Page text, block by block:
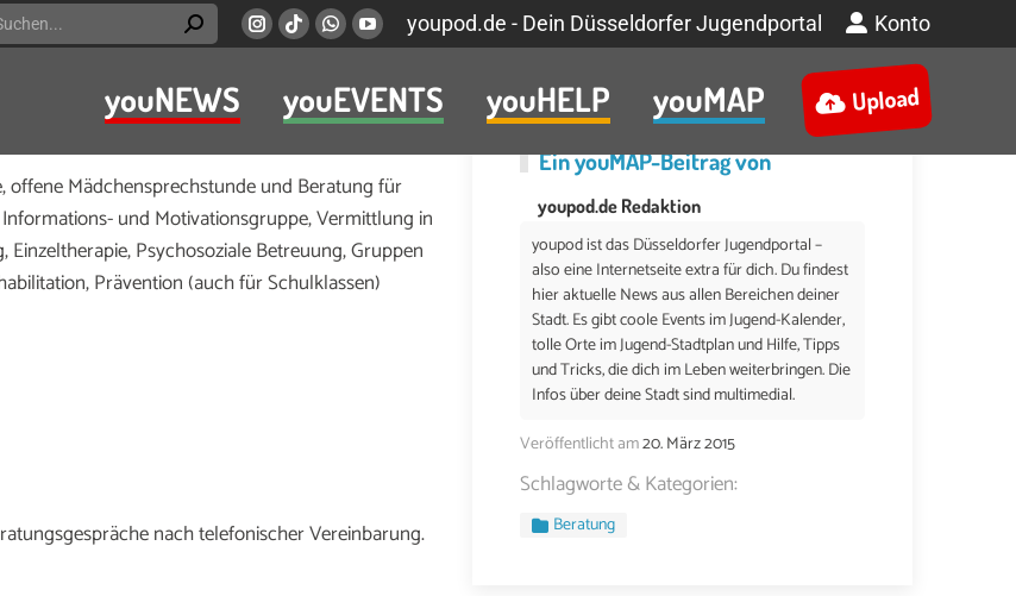
Instagram
opens
new
window
Viber
opens
in
new
window
Whatsapp
opens
in
new
window
YouTube
opens
in
new
window
youpod.de - Dein Düsseldorfer Jugendportal Konto
youNEWS youEVENTS youHELP youMAP Upload
Abhängigkeit und betroffenen Angehörigen
Mädchensprechstunde und Beratung für
und Motivationsgruppe, Vermittlung in
Psychosoziale Betreuung, Gruppen
Prävention (auch für Schulklassen)
nach telefonischer Vereinbarung.
EinyouMAP-Beitrag von
youpod.de Redaktion
youpod ist das Düsseldorfer Jugendportal –
also eine Internetseite extra für dich. Du findest
hier aktuelle News aus allen Bereichen deiner
Stadt. Es gibt coole Events im Jugend-Kalender,
tolle Orte im Jugend-Stadtplan und Hilfe, Tipps
und Tricks, die dich im Leben weiterbringen. Die
Infos über deine Stadt sind multimedial.
Veröffentlicht am20. März 2015
Schlagworte & Kategorien:
Beratung